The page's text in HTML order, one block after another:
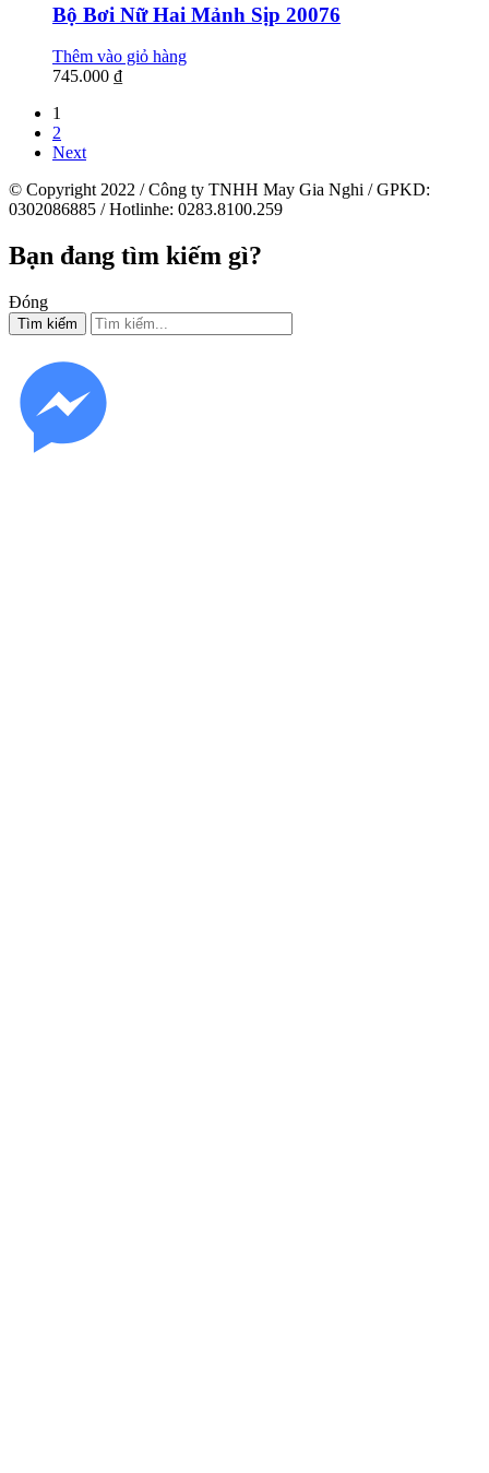
Bộ Bơi Nữ Hai Mảnh Sịp 20076
Thêm vào giỏ hàng
745.000 ₫
1
2
Next
© Copyright 2022 / Công ty TNHH May Gia Nghi / GPKD:
0302086885 / Hotlinhe: 0283.8100.259
Bạn đang tìm kiếm gì?
Đóng
Tìm kiếm